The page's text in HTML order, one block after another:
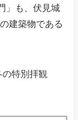
」も、伏見城
建築物である
特別拝観